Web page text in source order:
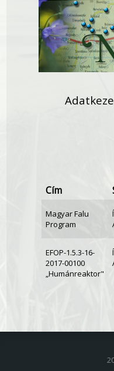
Cím
Magyar Falu
Program
EFOP-1.5.3-16-
2017-00100
„Humánreaktor"